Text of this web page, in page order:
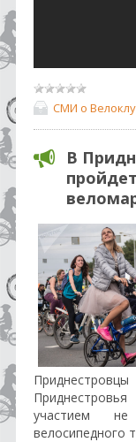
СМИ о
В
участием
велосипедного